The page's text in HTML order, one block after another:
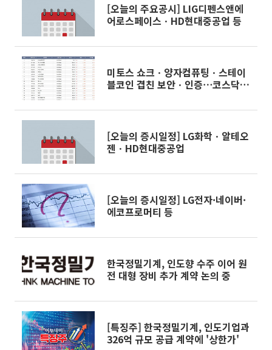
[오늘의 주요공시] LIG디펜스앤에
어로스페이스ㆍHD현대중공업 등
미토스 쇼크ㆍ양자컴퓨팅ㆍ스테이
블코인 겹친 보안ㆍ인증⋯코스닥서
[오늘의 증시일정] LG화학ㆍ알테오
젠ㆍHD현대중공업
[오늘의 증시일정] LG전자·네이버·
에코프로머티 등
한국정밀기계, 인도향 수주 이어 원
전 대형 장비 추가 계약 논의 중
[특징주] 한국정밀기계, 인도기업과
326억 규모 공급 계약에 '상한가'